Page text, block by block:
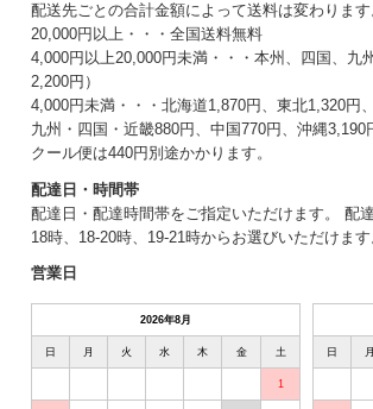
配送先ごとの合計金額によって送料は変わります
20,000円以上・・・全国送料無料
4,000円以上20,000円未満・・・本州、四国、九
2,200円）
4,000円未満・・・北海道1,870円、東北1,320円
九州・四国・近畿880円、中国770円、沖縄3,190
クール便は440円別途かかります。
配達日・時間帯
配達日・配達時間帯をご指定いただけます。 配
18時、18-20時、19-21時からお選びいただけます
営業日
2026年8月
日 月 火 水 木 金 土
1
日 月